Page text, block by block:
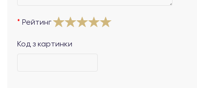
Рейтинг
Код з картинки